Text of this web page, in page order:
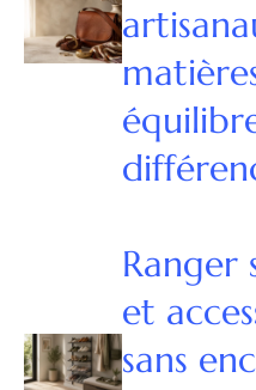
Ranger
et
sans